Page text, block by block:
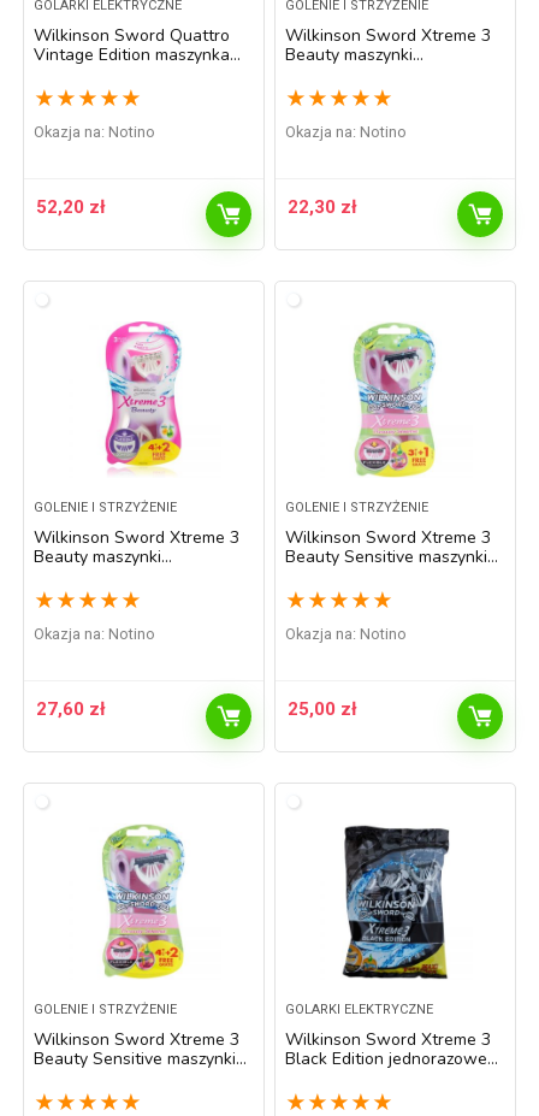
GOLARKI ELEKTRYCZNE
Wilkinson Sword Quattro
Vintage Edition maszynka
4 szt.
★ ★ ★ ★ ★
Okazja na: Notino
52,20 zł
GOLENIE I STRZYŻENIE
Wilkinson Sword Xtreme 3
Beauty maszynki
★ ★ ★ ★ ★
Okazja na: Notino
22,30 zł
GOLENIE I STRZYŻENIE
Wilkinson Sword Xtreme 3
Beauty maszynki
★ ★ ★ ★ ★
Okazja na: Notino
27,60 zł
GOLENIE I STRZYŻENIE
Wilkinson Sword Xtreme 3
Beauty Sensitive maszynki
★ ★ ★ ★ ★
Okazja na: Notino
25,00 zł
GOLENIE I STRZYŻENIE
Wilkinson Sword Xtreme 3
Beauty Sensitive maszynki
★ ★ ★ ★ ★
GOLARKI ELEKTRYCZNE
Wilkinson Sword Xtreme 3
Black Edition jednorazowe
10 szt.
★ ★ ★ ★ ★